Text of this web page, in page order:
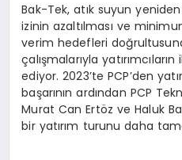
Bak-Tek, atık suyun
izinin azaltılması ve
verim hedefleri
çalışmalarıyla
ediyor. 2023’te PCP’den
başarının ardından PCP
Murat Can Ertöz ve Haluk
bir yatırım turunu daha